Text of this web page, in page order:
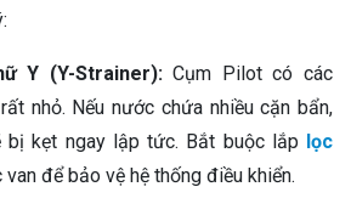
Y (Y-Strainer):Cụm Pilot có các
nhỏ. Nếu nước chứa nhiều cặn bẩn,
kẹt ngay lập tức. Bắt buộclắp lọc
để bảo vệ hệ thống điều khiển.